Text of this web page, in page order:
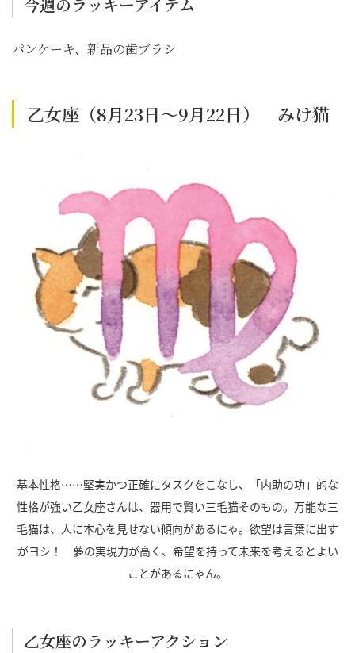
パンケーキ、新品の歯ブラシ
乙女座（8月23日～9月22日） みけ猫
基本性格……堅実かつ正確にタスクをこなし、「内助の功」的な
性格が強い乙女座さんは、器用で賢い三毛猫そのもの。万能な三
毛猫は、人に本心を見せない傾向があるにゃ。欲望は言葉に出す
がヨシ！ 夢の実現力が高く、希望を持って未来を考えるとよい
ことがあるにゃん。
乙女座のラッキーアクション